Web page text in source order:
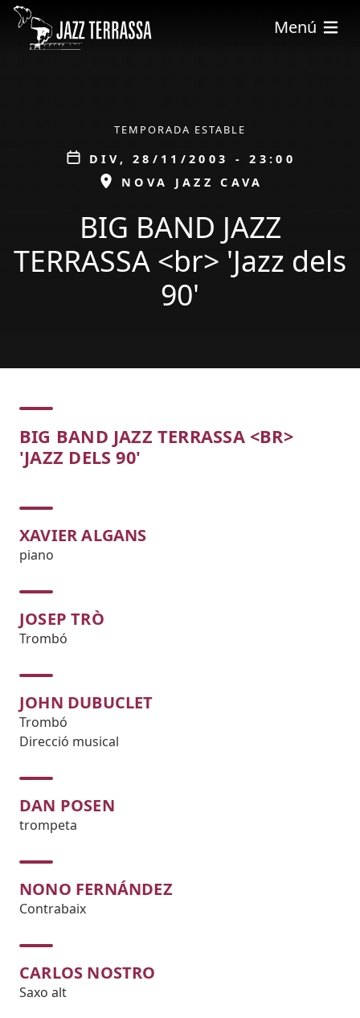
Vés al contingut
Menú
TEMPORADA ESTABLE
Data
DIV, 28/11/2003 - 23:00
ESPAI
NOVA JAZZ CAVA
BIG BAND JAZZ
TERRASSA <br> 'Jazz dels
90'
Concert
BIG BAND JAZZ TERRASSA <BR>
'JAZZ DELS 90'
XAVIER ALGANS
piano
JOSEP TRÒ
Trombó
JOHN DUBUCLET
Trombó
Direcció musical
DAN POSEN
trompeta
NONO FERNÁNDEZ
Contrabaix
CARLOS NOSTRO
Saxo alt